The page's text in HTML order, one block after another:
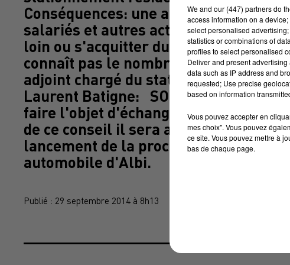
Conséquences: une augmentation
salariés et autres acteurs de la vie
loin ou s'acquitter du stationnement
connaît pas le nombre exact de
adjoint chargé du stationnement et
Laurent Batigne: SON BETEILLE
faire l'objet d'échanges ce soir au
de ce conseil il sera aussi question
lancement de la procédure de mise
automobile d'Albi.
Publié : 29 septembre 2014 à 8h13
We and our (447) partnersdo
access information on a
select personalised
statistics or combinations of
profiles to select personalised
Deliver and present
data such as IP address and
requested; Use precise
based on information
Vous pouvez accepter en
mes choix". Vous pouvez
ce site. Vous pouvez mettre à
bas de chaque page.